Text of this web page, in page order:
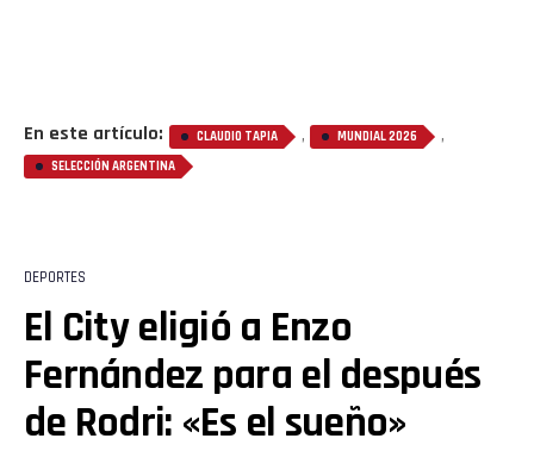
En este artículo: CLAUDIO TAPIA , MUNDIAL 2026 ,
SELECCIÓN ARGENTINA
DEPORTES
El City eligió a Enzo
Fernández para el después
de Rodri: «Es el sueño»